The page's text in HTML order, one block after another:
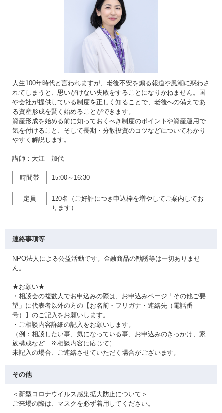
人生100年時代と言われますが、老後不安を煽る報道や風潮に惑わさ
れてしまうと、思いがけない失敗をすることになりかねません。国
や会社が提供している制度を正しく知ることで、老後への備えであ
る資産形成を賢く始めることができます。
資産形成を始める前に知っておくべき制度のポイントや資産運用で
気を付けること、そして長期・分散投資のコツなどについてわかり
やすく解説します。
講師：大江 加代
時間帯 15:00～16:30
定員
120名（ご好評につき申込枠を増やしてご案内してお
ります）
連絡事項等
NPO法人による公益活動です。金融商品の勧誘等は一切ありませ
ん。
★お願い★
・相談会の複数人でお申込みの際は、お申込みページ「その他ご要
望」に代表者以外の方の【お名前・フリガナ・連絡先（電話番
号）】のご記入をお願いします。
・ご相談内容詳細の記入をお願いします。
（例：相談したい事、気になっている事、お申込みのきっかけ、家
族構成など ※相談内容に応じて）
未記入の場合、ご連絡させていただく場合がございます。
その他
＜新型コロナウイルス感染拡大防止について＞
ご来場の際は、マスクを必ず着用してください。